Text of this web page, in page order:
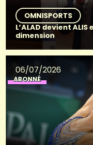
OMNISPORTS
L’ALAD devient
dimension
06/07/2026
ABONNÉ